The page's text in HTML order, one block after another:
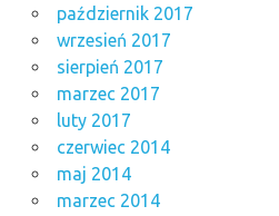
październik 2017
wrzesień 2017
sierpień 2017
marzec 2017
luty 2017
czerwiec 2014
maj 2014
marzec 2014